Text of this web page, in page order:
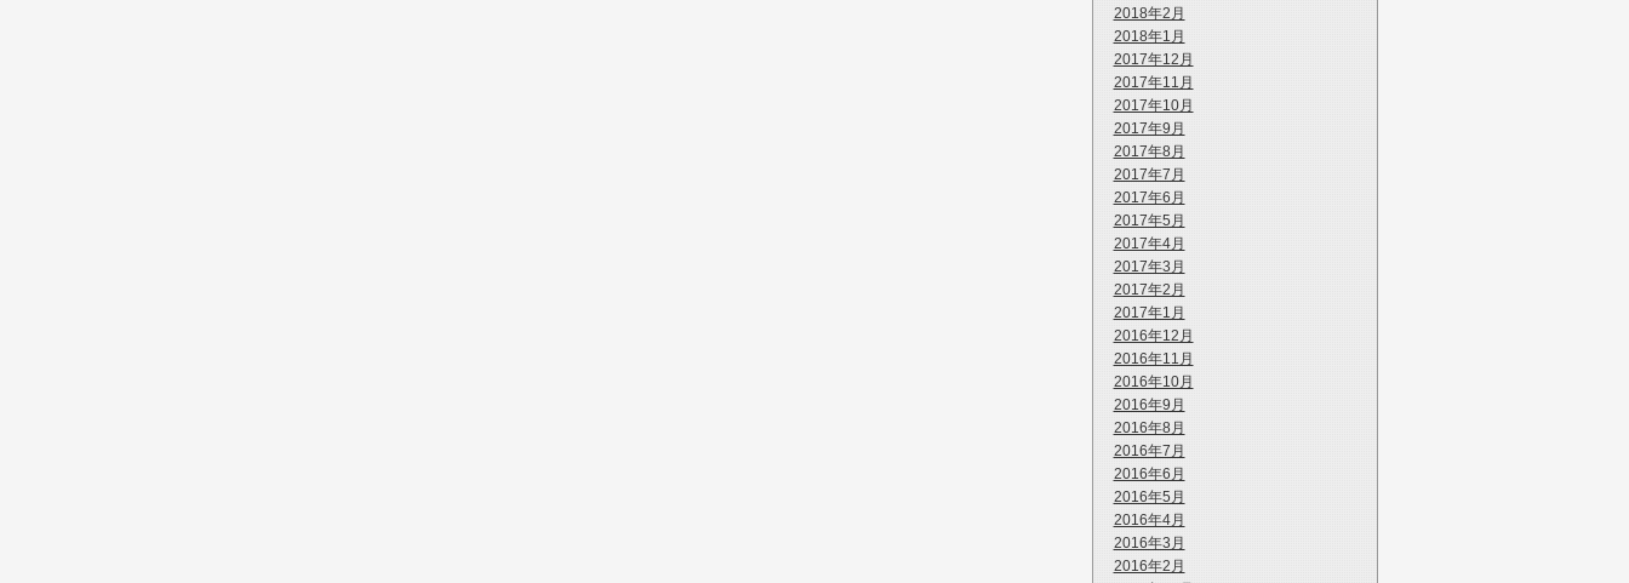
2018年2月
2018年1月
2017年12月
2017年11月
2017年10月
2017年9月
2017年8月
2017年7月
2017年6月
2017年5月
2017年4月
2017年3月
2017年2月
2017年1月
2016年12月
2016年11月
2016年10月
2016年9月
2016年8月
2016年7月
2016年6月
2016年5月
2016年4月
2016年3月
2016年2月